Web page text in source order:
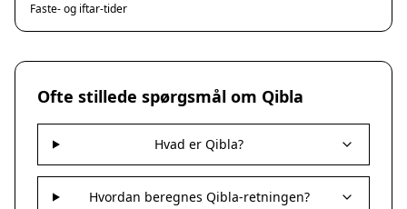
Kalundborg
Korsør
Nykøbing Sjælland
Præstø
Sorø
Stege
Svendstrup
Faste- og iftar-tider
Ofte stillede spørgsmål om Qibla
Hvad er Qibla?
Hvordan beregnes Qibla-retningen?